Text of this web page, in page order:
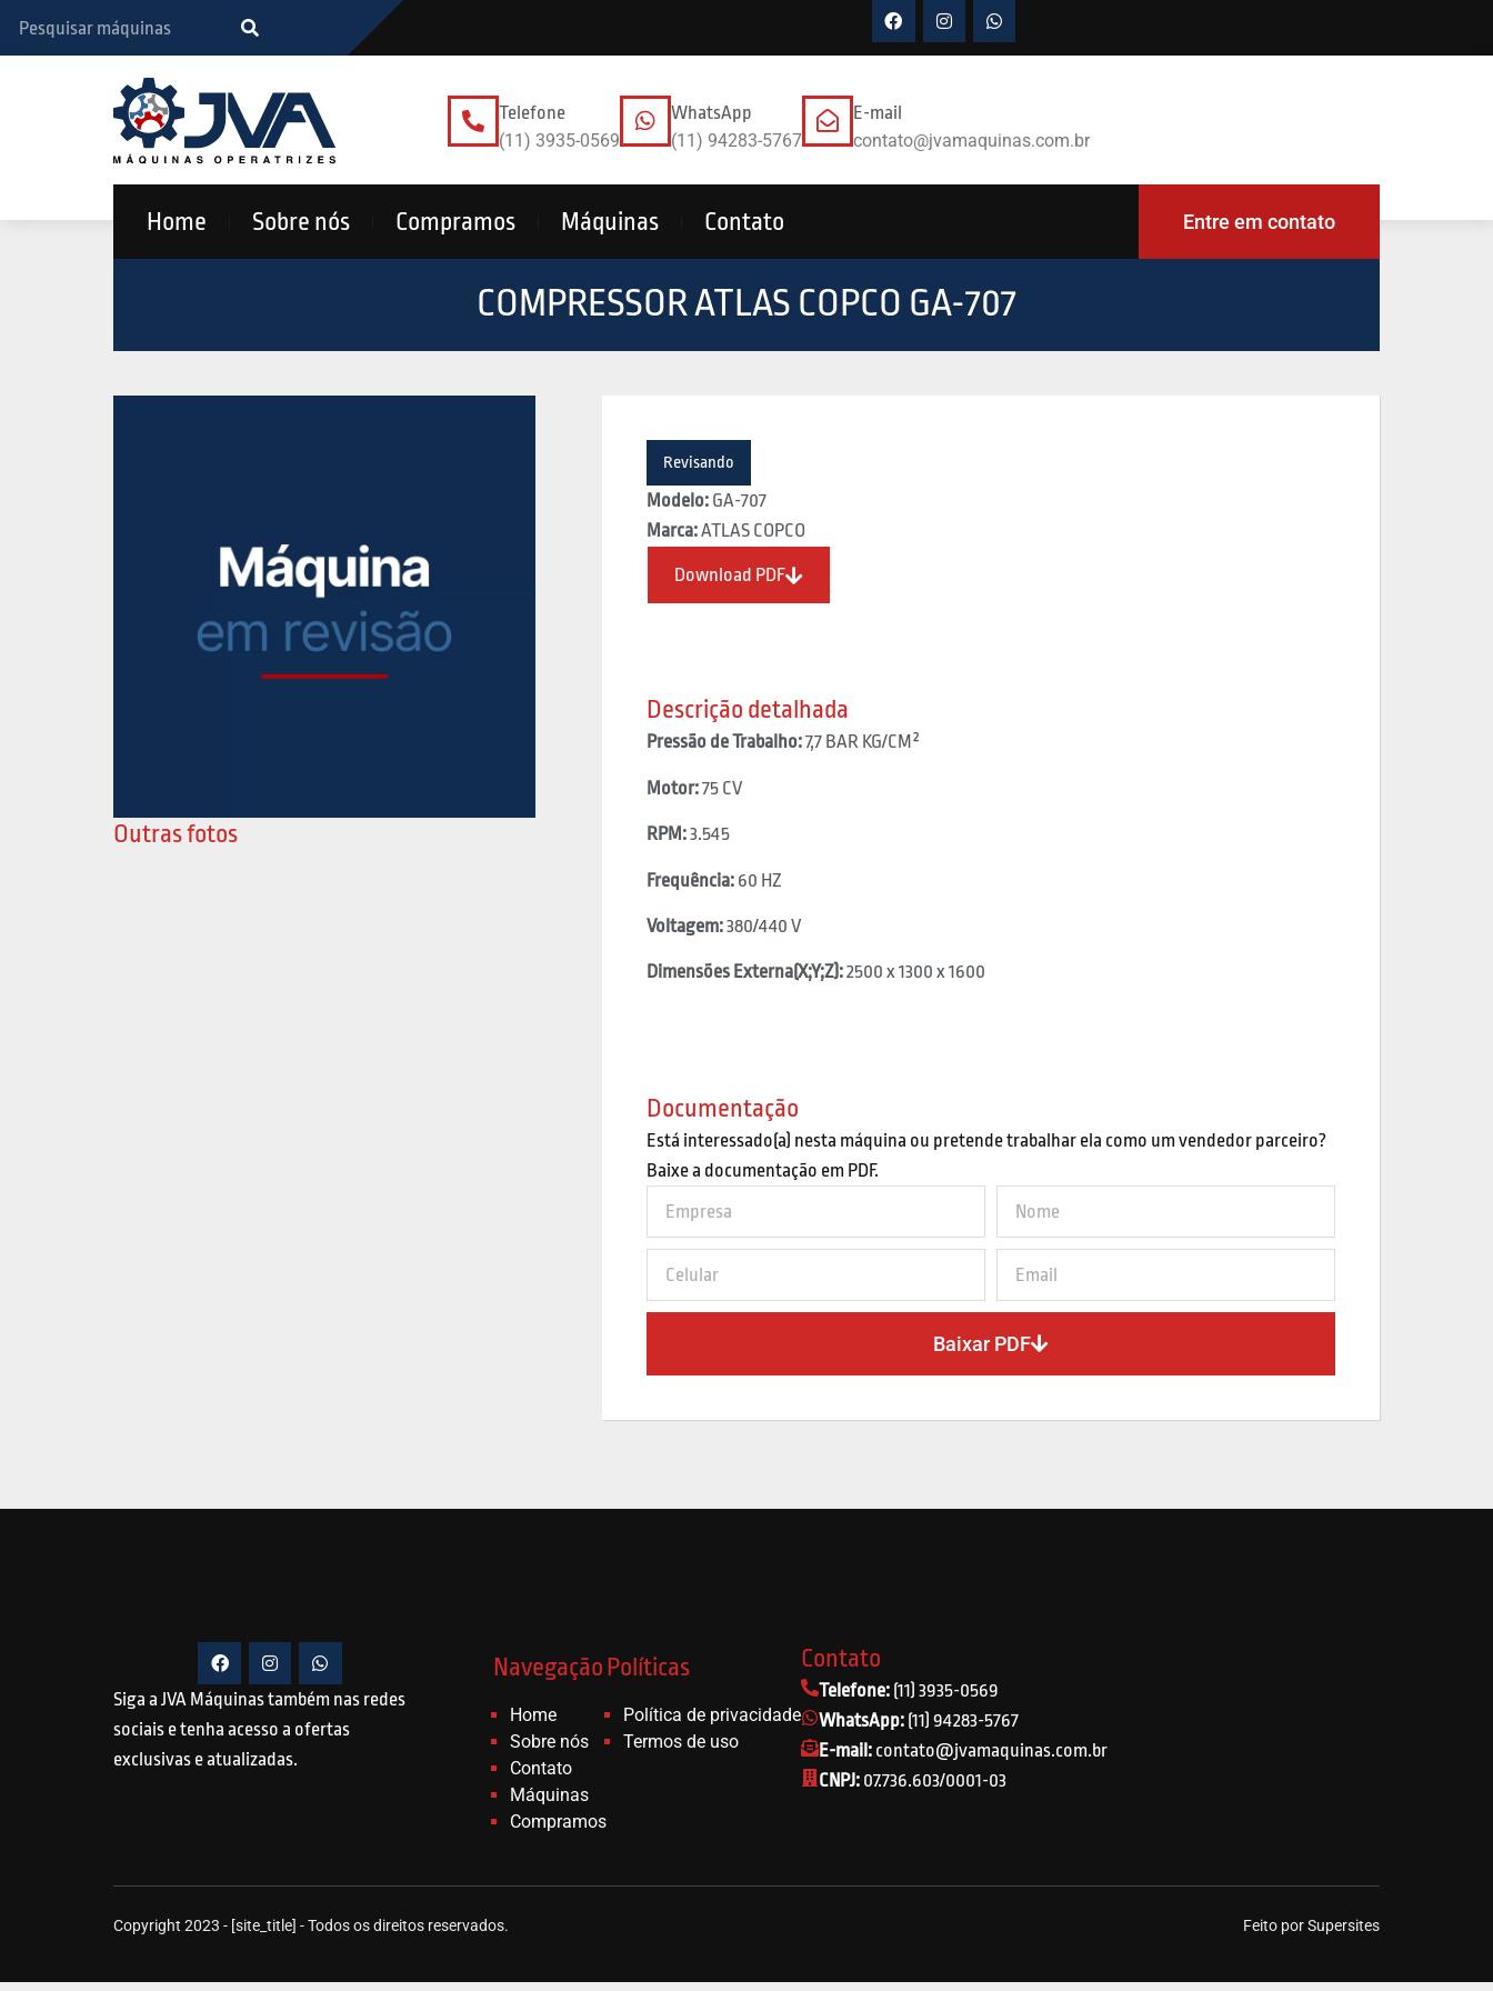
Telefone
(11) 3935-0569
WhatsApp
(11) 94283-5767
E-mail
contato@jvamaquinas.com.br
Home Sobre nós Compramos Máquinas Contato Entre em contato
COMPRESSOR ATLAS COPCO GA-707
Outras fotos
Revisando
Modelo:GA-707
Marca:ATLAS COPCO
Download PDF
Descrição detalhada
Pressão de Trabalho:7,7 BAR KG/CM²
Motor:75 CV
RPM:3.545
Frequência:60 HZ
Voltagem:380/440 V
Dimensões Externa(X;Y;Z):2500 x 1300 x 1600
Documentação
Está interessado(a) nesta máquina ou pretende trabalhar ela como um vendedor parceiro?
Baixe a documentação em PDF.
Baixar PDF
Siga a JVA Máquinas também nas redes
sociais e tenha acesso a ofertas
exclusivas e atualizadas.
Navegação
Home
Sobre nós
Contato
Máquinas
Compramos
Políticas
Política de privacidade
Termos de uso
Contato
Telefone: (11) 3935-0569
WhatsApp: (11) 94283-5767
E-mail: contato@jvamaquinas.com.br
CNPJ: 07.736.603/0001-03
Copyright 2023 - [site_title] - Todos os direitos reservados. Feito por Supersites